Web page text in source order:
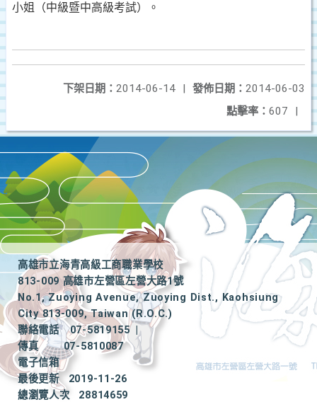
小姐（中級暨中高級考試）。
發佈日期： 2014-06-03
下架日期： 2014-06-14
|
點擊率： 607 |
高雄市立海青高級工商職業學校
813-009 高雄市左營區左營大路1號
No.1, Zuoying Avenue, Zuoying Dist., Kaohsiung
City 813-009, Taiwan (R.O.C.)
聯絡電話
07-5819155
|
傳真
07-5810087
電子信箱
最後更新
2019-11-26
總瀏覽人次
28814659